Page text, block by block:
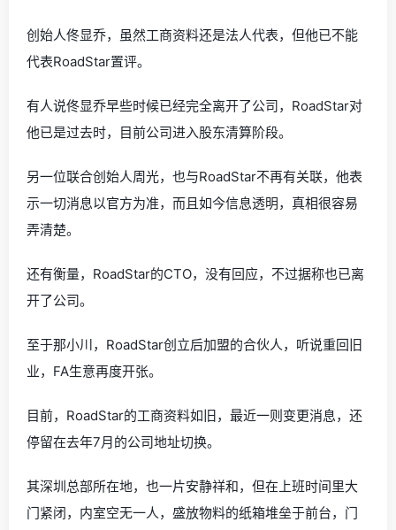
创始人佟显乔，虽然工商资料还是法人代表，但他已不能
代表RoadStar置评。
有人说佟显乔早些时候已经完全离开了公司，RoadStar对
他已是过去时，目前公司进入股东清算阶段。
另一位联合创始人周光，也与RoadStar不再有关联，他表
示一切消息以官方为准，而且如今信息透明，真相很容易
弄清楚。
还有衡量，RoadStar的CTO，没有回应，不过据称也已离
开了公司。
至于那小川，RoadStar创立后加盟的合伙人，听说重回旧
业，FA生意再度开张。
目前，RoadStar的工商资料如旧，最近一则变更消息，还
停留在去年7月的公司地址切换。
其深圳总部所在地，也一片安静祥和，但在上班时间里大
门紧闭，内室空无一人，盛放物料的纸箱堆垒于前台，门